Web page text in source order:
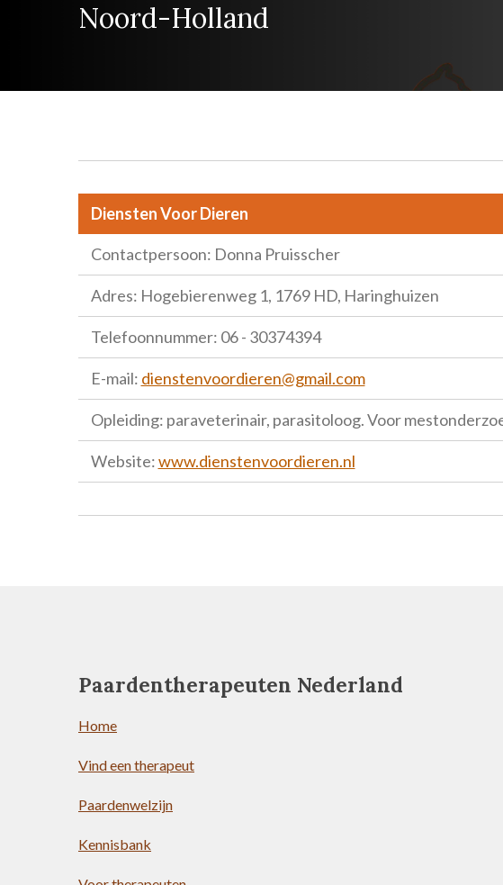
Noord-Holland
Diensten Voor Dieren
Contactpersoon: Donna Pruisscher
Adres: Hogebierenweg 1, 1769 HD, Haringhuizen
Telefoonnummer: 06 - 30374394
E-mail: dienstenvoordieren@gmail.com
Opleiding: paraveterinair, parasitoloog. Voor
Website:www.dienstenvoordieren.nl
Paardentherapeuten Nederland
Home
Vind een therapeut
Paardenwelzijn
Kennisbank